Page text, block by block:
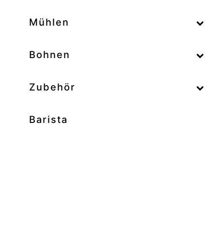
Mühlen
–
Bohnen
–
Zubehör
Barista